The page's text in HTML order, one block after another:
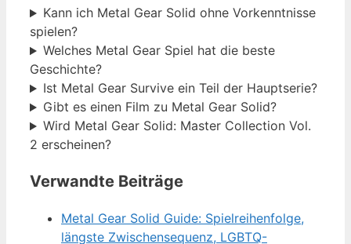
Kann ich Metal Gear Solid ohne Vorkenntnisse
spielen?
Welches Metal Gear Spiel hat die beste
Geschichte?
Ist Metal Gear Survive ein Teil der Hauptserie?
Gibt es einen Film zu Metal Gear Solid?
Wird Metal Gear Solid: Master Collection Vol.
2 erscheinen?
Verwandte Beiträge
Metal Gear Solid Guide: Spielreihenfolge,
längste Zwischensequenz, LGBTQ-